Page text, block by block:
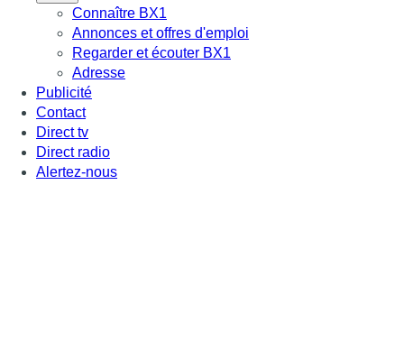
Connaître BX1
Annonces et offres d'emploi
Regarder et écouter BX1
Adresse
Publicité
Contact
Direct tv
Direct radio
Alertez-nous